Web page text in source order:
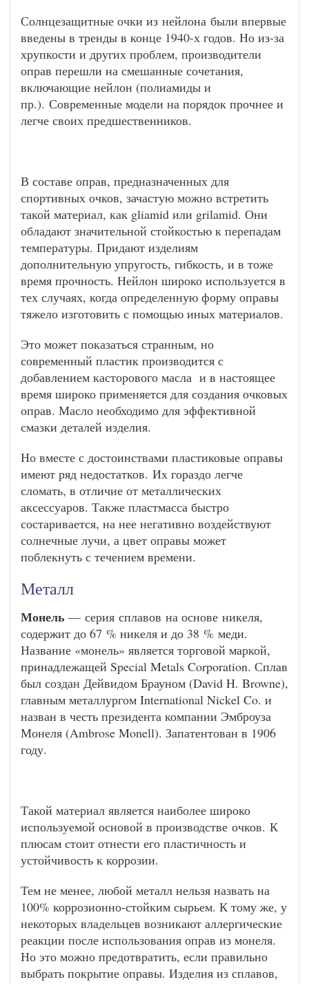
Солнцезащитные очки из нейлона были впервые
введены в тренды в конце 1940-х годов. Но из-за
хрупкости и других проблем, производители
оправ перешли на смешанные сочетания,
включающие нейлон (полиамиды и
пр.). Современные модели на порядок прочнее и
легче своих предшественников.
В составе оправ, предназначенных для
спортивных очков, зачастую можно встретить
такой материал, как gliamid или grilamid. Они
обладают значительной стойкостью к перепадам
температуры. Придают изделиям
дополнительную упругость, гибкость, и в тоже
время прочность. Нейлон широко используется в
тех случаях, когда определенную форму оправы
тяжело изготовить с помощью иных материалов.
Это может показаться странным, но
современный пластик производится с
добавлением касторового масла и в настоящее
время широко применяется для создания очковых
оправ. Масло необходимо для эффективной
смазки деталей изделия.
Но вместе с достоинствами пластиковые оправы
имеют ряд недостатков. Их гораздо легче
сломать, в отличие от металлических
аксессуаров. Также пластмасса быстро
состаривается, на нее негативно воздействуют
солнечные лучи, а цвет оправы может
поблекнуть с течением времени.
Металл
Монель — серия сплавов на основе никеля,
содержит до 67 % никеля и до 38 % меди.
Название «монель» является торговой маркой,
принадлежащей Special Metals Corporation. Сплав
был создан Дейвидом Брауном (David H. Browne),
главным металлургом International Nickel Co. и
назван в честь президента компании Эмброуза
Монеля (Ambrose Monell). Запатентован в 1906
году.
Такой материал является наиболее широко
используемой основой в производстве очков. К
плюсам стоит отнести его пластичность и
устойчивость к коррозии.
Тем не менее, любой металл нельзя назвать на
100% коррозионно-стойким сырьем. К тому же, у
некоторых владельцев возникают аллергические
реакции после использования оправ из монеля.
Но это можно предотвратить, если правильно
выбрать покрытие оправы. Изделия из сплавов,